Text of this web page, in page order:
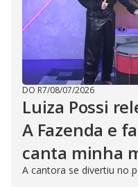
DO R7/08/07/2026
Luiza Possi
A Fazenda e
canta minha
A cantora se divertiu no